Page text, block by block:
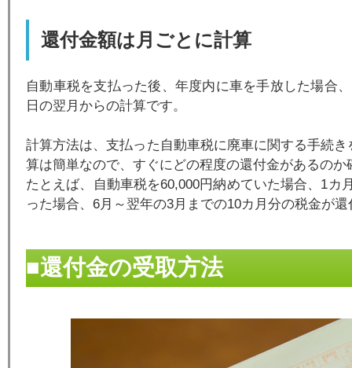
還付金額は月ごとに計算
自動車税を支払った後、年度内に車を手放した場合
日の翌月からの計算です。
計算方法は、支払った自動車税に廃車に関する手続
算は簡単なので、すぐにどの程度の還付金があるの
たとえば、自動車税を60,000円納めていた場合、1
った場合、6月～翌年の3月までの10カ月分の税金が
■還付金の受取方法